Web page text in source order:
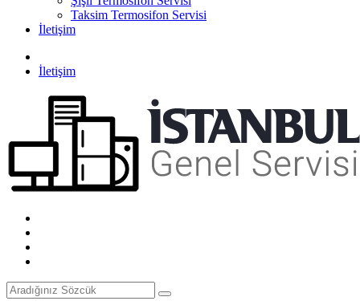
Taksim Termosifon Servisi
İletişim
İletişim